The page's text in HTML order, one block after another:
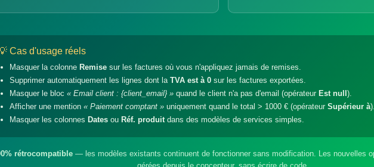
Cas d'usage réels
Masquer la colonne Remise sur les factures où vous n'appliquez jamais de remises.
Supprimer automatiquement les lignes dont la TVA est à 0 sur les factures exportées.
Masquer le bloc « Email client : {client_email} » quand le client n'a pas d'email (opérateur Est null ).
Afficher une mention « Paiement comptant » uniquement quand le total > 1000 € (opérateur Supérieur à).
Masquer les colonnes Dates ou Réf. produitdans des modèles de services simples.
rétrocompatible — les modèles existants continuent de fonctionner sans modification. Les nouvelles